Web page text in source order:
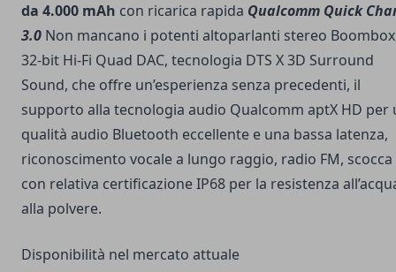
da 4.000 mAh con ricarica rapida Qualcomm Quick
3.0 Non mancano i potenti altoparlanti stereo
32-bit Hi-Fi Quad DAC, tecnologia DTS X 3D Surround
Sound, che offre un’esperienza senza precedenti, il
supporto alla tecnologia audio Qualcomm aptX HD per
qualità audio Bluetooth eccellente e una bassa latenza,
riconoscimento vocale a lungo raggio, radio FM, scocca
con relativa certificazione IP68 per la resistenza
alla polvere.
Disponibilità nel mercato attuale